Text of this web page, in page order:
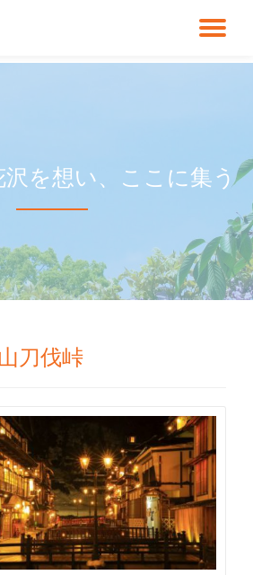
ナ
ー
シ
ョ
ン
り
替
え
を想い、ここに集う
山刀伐峠